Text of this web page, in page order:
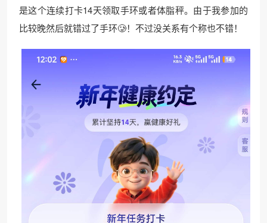
是这个连续打卡14天领取手环或者体脂秤。由于我参加的
比较晚然后就错过了手环🥲！不过没关系有个称也不错！